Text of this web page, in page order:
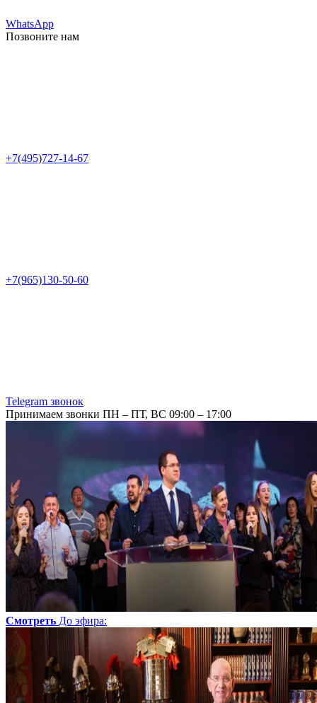
WhatsApp
Позвоните нам
+7(495)727-14-67
+7(965)130-50-60
Telegram звонок
Принимаем звонки ПН – ПТ, ВС 09:00 – 17:00
Смотреть До эфира: